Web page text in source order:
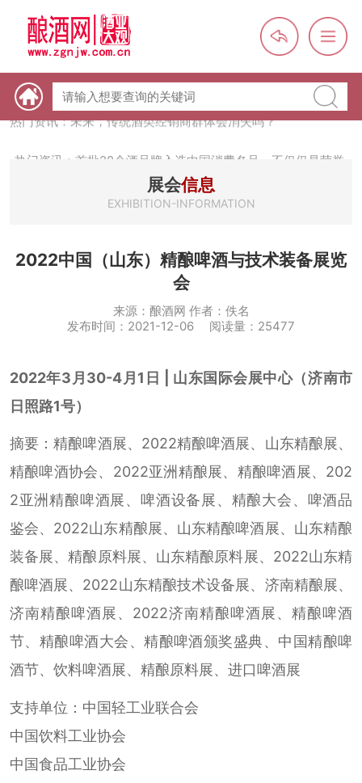
热门资讯：【酒体设计师】职业技能培训及认定班开班通知
热门资讯：未来，传统酒类经销商群体会消失吗？
么简单
热门资讯：2024年上市酒企业第三季度报（白酒、啤酒、葡萄
酒、黄酒）
展会信息
EXHIBITION-INFORMATION
2022中国（山东）精酿啤酒与技术装备展览
会
来源：酿酒网 作者：佚名
发布时间：2021-12-06 阅读量：25477
2022年3月30-4月1日 | 山东国际会展中心（济南市
日照路1号）
摘要：精酿啤酒展、2022精酿啤酒展、山东精酿展、
精酿啤酒协会、2022亚洲精酿展、精酿啤酒展、202
2亚洲精酿啤酒展、啤酒设备展、精酿大会、啤酒品
鉴会、2022山东精酿展、山东精酿啤酒展、山东精酿
装备展、精酿原料展、山东精酿原料展、2022山东精
酿啤酒展、2022山东精酿技术设备展、济南精酿展、
济南精酿啤酒展、2022济南精酿啤酒展、精酿啤酒
节、精酿啤酒大会、精酿啤酒颁奖盛典、中国精酿啤
酒节、饮料啤酒展、精酿原料展、进口啤酒展
支持单位：中国轻工业联合会
中国饮料工业协会
中国食品工业协会